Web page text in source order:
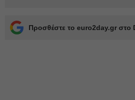
Προσθέστε το euro2day.gr στο